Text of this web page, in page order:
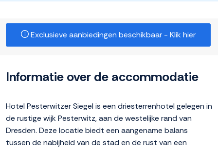
Exclusieve aanbiedingen beschikbaar - Klik hier
Informatie over de accommodatie
Hotel Pesterwitzer Siegel is een driesterrenhotel gelegen in
de rustige wijk Pesterwitz, aan de westelijke rand van
Dresden. Deze locatie biedt een aangename balans
tussen de nabijheid van de stad en de rust van een